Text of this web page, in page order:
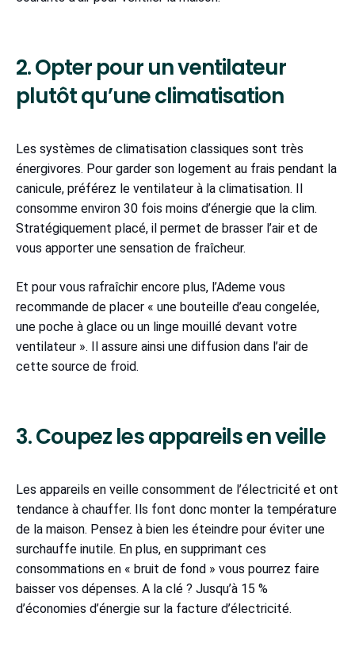
2. Opter pour un ventilateur
plutôt qu’une climatisation
Les systèmes de climatisation classiques sont très
énergivores. Pour garder son logement au frais pendant la
canicule, préférez le ventilateur à la climatisation. Il
consomme environ 30 fois moins d’énergie que la clim.
Stratégiquement placé, il permet de brasser l’air et de
vous apporter une sensation de fraîcheur.
Et pour vous rafraîchir encore plus, l’Ademe vous
recommande de placer « une bouteille d’eau congelée,
une poche à glace ou un linge mouillé devant votre
ventilateur ». Il assure ainsi une diffusion dans l’air de
cette source de froid.
3. Coupez les appareils en veille
Les appareils en veille consomment de l’électricité et ont
tendance à chauffer. Ils font donc monter la température
de la maison. Pensez à bien les éteindre pour éviter une
surchauffe inutile. En plus, en supprimant ces
consommations en « bruit de fond » vous pourrez faire
baisser vos dépenses. A la clé ? Jusqu’à 15 %
d’économies d’énergie sur la facture d’électricité.